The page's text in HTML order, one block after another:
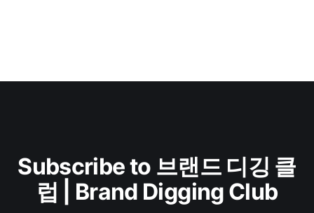
Subscribe to 브랜드 디깅 클
럽 | Brand Digging Club